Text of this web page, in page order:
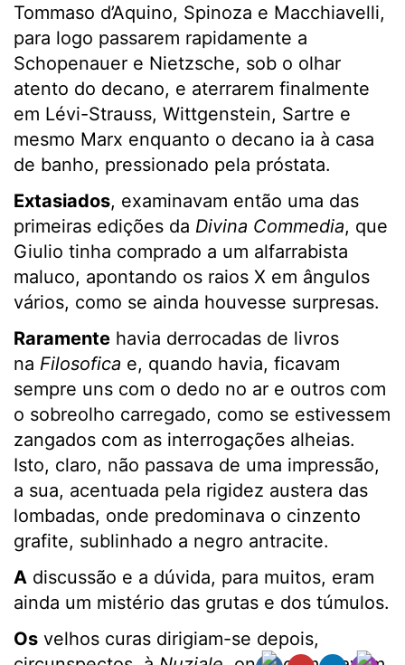
Tommaso d’Aquino, Spinoza e Macchiavelli,
para logo passarem rapidamente a
Schopenauer e Nietzsche, sob o olhar
atento do decano, e aterrarem finalmente
em Lévi-Strauss, Wittgenstein, Sartre e
mesmo Marx enquanto o decano ia à casa
de banho, pressionado pela próstata.
Extasiados, examinavam então uma das
primeiras edições da Divina Commedia, que
Giulio tinha comprado a um alfarrabista
maluco, apontando os raios X em ângulos
vários, como se ainda houvesse surpresas.
Raramente havia derrocadas de livros
na Filosofica e, quando havia, ficavam
sempre uns com o dedo no ar e outros com
o sobreolho carregado, como se estivessem
zangados com as interrogações alheias.
Isto, claro, não passava de uma impressão,
a sua, acentuada pela rigidez austera das
lombadas, onde predominava o cinzento
grafite, sublinhado a negro antracite.
A discussão e a dúvida, para muitos, eram
ainda um mistério das grutas e dos túmulos.
Os velhos curas dirigiam-se depois,